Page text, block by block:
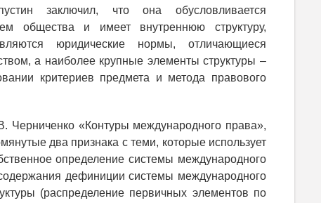
заключил, что она обусловливается
общества и имеет внутреннюю структуру,
юридические нормы, отличающиеся
а наиболее крупные элементы структуры –
критериев предмета и метода правового
Черниченко «Контуры международного права»,
два признака с теми, которые использует
определение системы международного
дефиниции системы международного
(распределение первичных элементов по